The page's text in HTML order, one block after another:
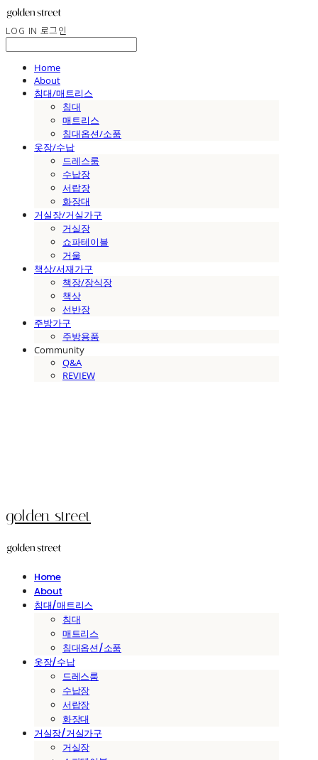
LOG IN 로그인
Home
About
침대/매트리스
침대
매트리스
침대옵션/소품
옷장/수납
드레스룸
수납장
서랍장
화장대
거실장/거실가구
거실장
쇼파테이블
거울
책상/서재가구
책장/장식장
책상
선반장
주방가구
주방용품
Community
Q&A
REVIEW
golden street
Home
About
침대/매트리스
침대
매트리스
침대옵션/소품
옷장/수납
드레스룸
수납장
서랍장
화장대
거실장/거실가구
거실장